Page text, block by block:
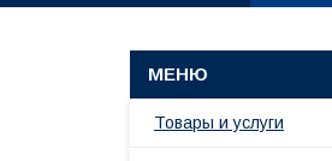
Товары и услуги